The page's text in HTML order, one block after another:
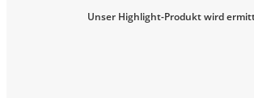
Unser Highlight-Produkt wird